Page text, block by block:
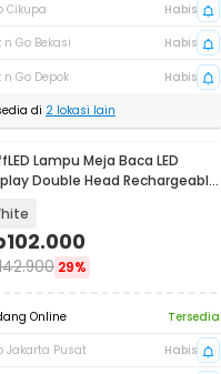
Cikupa
Habis
n Go Bekasi
Habis
n Go Depok
Habis
di 2 lokasi lain
Lampu Meja Baca LED
Double Head Rechargeable
102.000
29%
Online
Tersedia
Jakarta Pusat
Habis